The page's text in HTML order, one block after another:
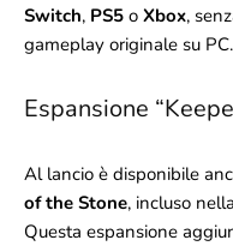
Switch, PS5 o Xbox,
gameplay originale su PC.
Espansione
Al lancio è disponibile
of the Stone, incluso nella
Questa espansione